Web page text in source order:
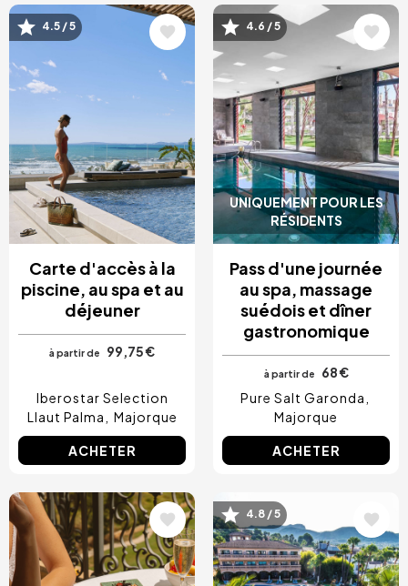
Image
4.5 / 5
Carte d'accès à la
piscine, au spa et au
déjeuner
à partir de 99,75 €
Iberostar Selection
Llaut Palma
Majorque
ACHETER
UNIQUEMENT POUR LES
RÉSIDENTS
Image
4.6 / 5
Pass d'une journée
au spa, massage
suédois et dîner
gastronomique
à partir de
68 €
Pure Salt Garonda
Majorque
ACHETER
Image Image
4.8 / 5